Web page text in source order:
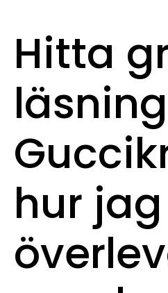
Hitta
hur jag